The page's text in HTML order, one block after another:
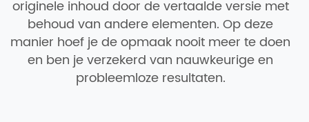
originele inhoud door de vertaalde versie met
behoud van andere elementen. Op deze
manier hoef je de opmaak nooit meer te doen
en ben je verzekerd van nauwkeurige en
probleemloze resultaten.